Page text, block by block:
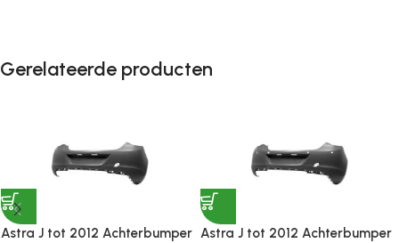
Gerelateerde producten
Astra J tot 2012 Achterbumper Astra J tot 2012 Achterbumper